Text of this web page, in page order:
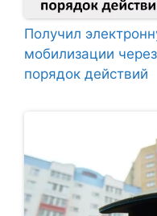
Получил
мобилизации
порядок действий